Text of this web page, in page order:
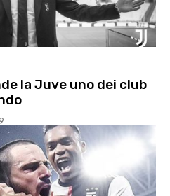
la Juve uno dei club